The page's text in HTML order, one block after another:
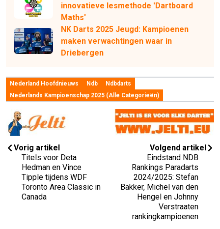
innovatieve lesmethode 'Dartboard
Maths'
NK Darts 2025 Jeugd: Kampioenen
maken verwachtingen waar in
Driebergen
Nederland Hoofdnieuws Ndb
Ndbdarts
Nederlands Kampioenschap 2025 (alle Categorieën)
Vorig artikel
Titels voor Deta
Hedman en Vince
Tipple tijdens WDF
Toronto Area Classic in
Canada
Volgend artikel
Eindstand NDB
Rankings Paradarts
2024/2025: Stefan
Bakker, Michel van den
Hengel en Johnny
Verstraaten
rankingkampioenen